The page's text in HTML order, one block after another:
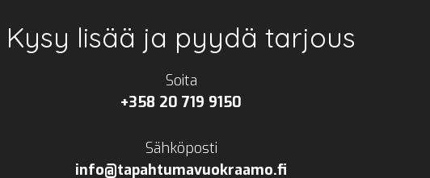
Kysy lisää ja pyydä tarjous
Soita
+358 20 719 9150
Sähköposti
info@tapahtumavuokraamo.fi